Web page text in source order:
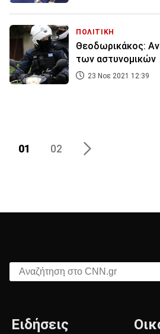
ΠΟΛΙΤΙΚΗ
Θεοδωρικάκος:
των αστυνομικών
23 Νοε 2021 12:39
01 02
Αναζήτηση στο CNN.gr
Ειδήσεις